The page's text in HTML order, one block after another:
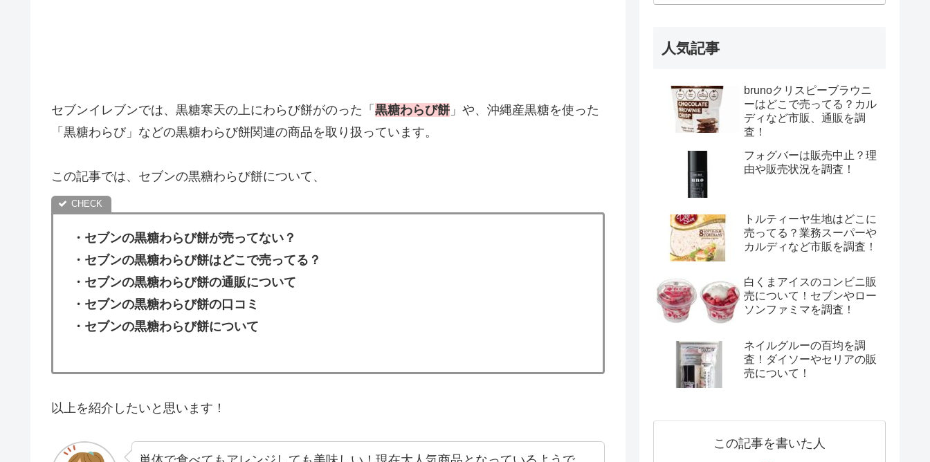
セブンイレブンでは、黒糖寒天の上にわらび餅がのった「 黒糖わらび餅 」や、沖縄産黒糖を使った
「黒糖わらび」などの黒糖わらび餅関連の商品を取り扱っています。
この記事では、セブンの黒糖わらび餅について、
・セブンの黒糖わらび餅が売ってない？
・ セブンの黒糖わらび餅はどこで売ってる？
・セブンの黒糖わらび餅の通販について
・ セブンの黒糖わらび餅の口コミ
・セブンの黒糖わらび餅について
以上を紹介したいと思います！
人気記事
brunoクリスピーブラウニ
ーはどこで売ってる？カル
ディなど市販、通販を調
査！
フォグバーは販売中止？理
由や販売状況を調査！
トルティーヤ生地はどこに
売ってる？業務スーパーや
カルディなど市販を調査！
白くまアイスのコンビニ販
売について！セブンやロー
ソンファミマを調査！
ネイルグルーの百均を調
査！ダイソーやセリアの販
売について！
この記事を書いた人